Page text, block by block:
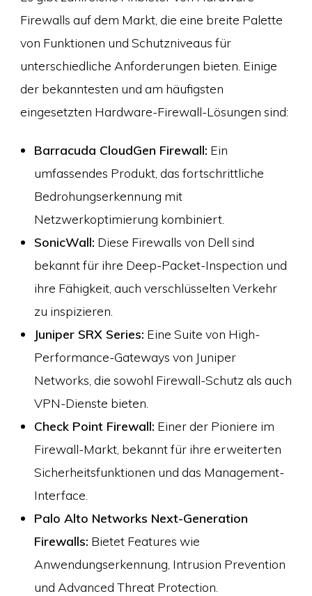
Firewalls auf dem Markt, die eine breite Palette
von Funktionen und Schutzniveaus für
unterschiedliche Anforderungen bieten. Einige
der bekanntesten und am häufigsten
eingesetzten Hardware-Firewall-Lösungen sind:
Barracuda CloudGen Firewall: Ein
umfassendes Produkt, das fortschrittliche
Bedrohungserkennung mit
Netzwerkoptimierung kombiniert.
SonicWall: Diese Firewalls von Dell sind
bekannt für ihre Deep-Packet-Inspection und
ihre Fähigkeit, auch verschlüsselten Verkehr
zu inspizieren.
Juniper SRX Series: Eine Suite von High-
Performance-Gateways von Juniper
Networks, die sowohl Firewall-Schutz als auch
VPN-Dienste bieten.
Check Point Firewall: Einer der Pioniere im
Firewall-Markt, bekannt für ihre erweiterten
Sicherheitsfunktionen und das Management-
Interface.
Palo Alto Networks Next-Generation
Firewalls: Bietet Features wie
Anwendungserkennung, Intrusion Prevention
und Advanced Threat Protection.